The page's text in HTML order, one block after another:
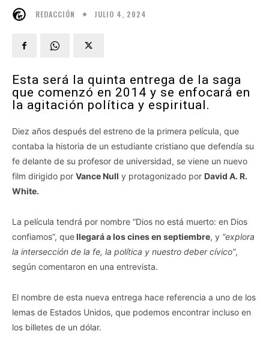
REDACCIÓN JULIO 4, 2024
Esta será la quinta entrega de la saga
que comenzó en 2014 y se enfocará en
la agitación política y espiritual.
Diez años después del estreno de la primera película, que
contaba la historia de un estudiante cristiano que defendía su
fe delante de su profesor de universidad, se viene un nuevo
film dirigido por Vance Null y protagonizado por David A. R.
White.
La película tendrá por nombre “Dios no está muerto: en Dios
confiamos”, quellegará a los cines en septiembre, y “explora
la intersección de la fe, la política y nuestro deber cívico”,
según comentaron en una entrevista.
El nombre de esta nueva entrega hace referencia a uno de los
lemas de Estados Unidos, que podemos encontrar incluso en
los billetes de un dólar.